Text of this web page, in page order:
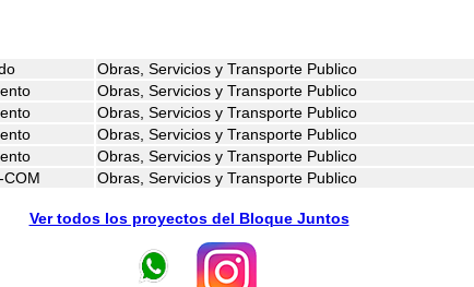
Obras, Servicios y Transporte Publico
Obras, Servicios y Transporte Publico
Obras, Servicios y Transporte Publico
Obras, Servicios y Transporte Publico
Obras, Servicios y Transporte Publico
COM Obras, Servicios y Transporte Publico
Ver todos los proyectos del Bloque Juntos